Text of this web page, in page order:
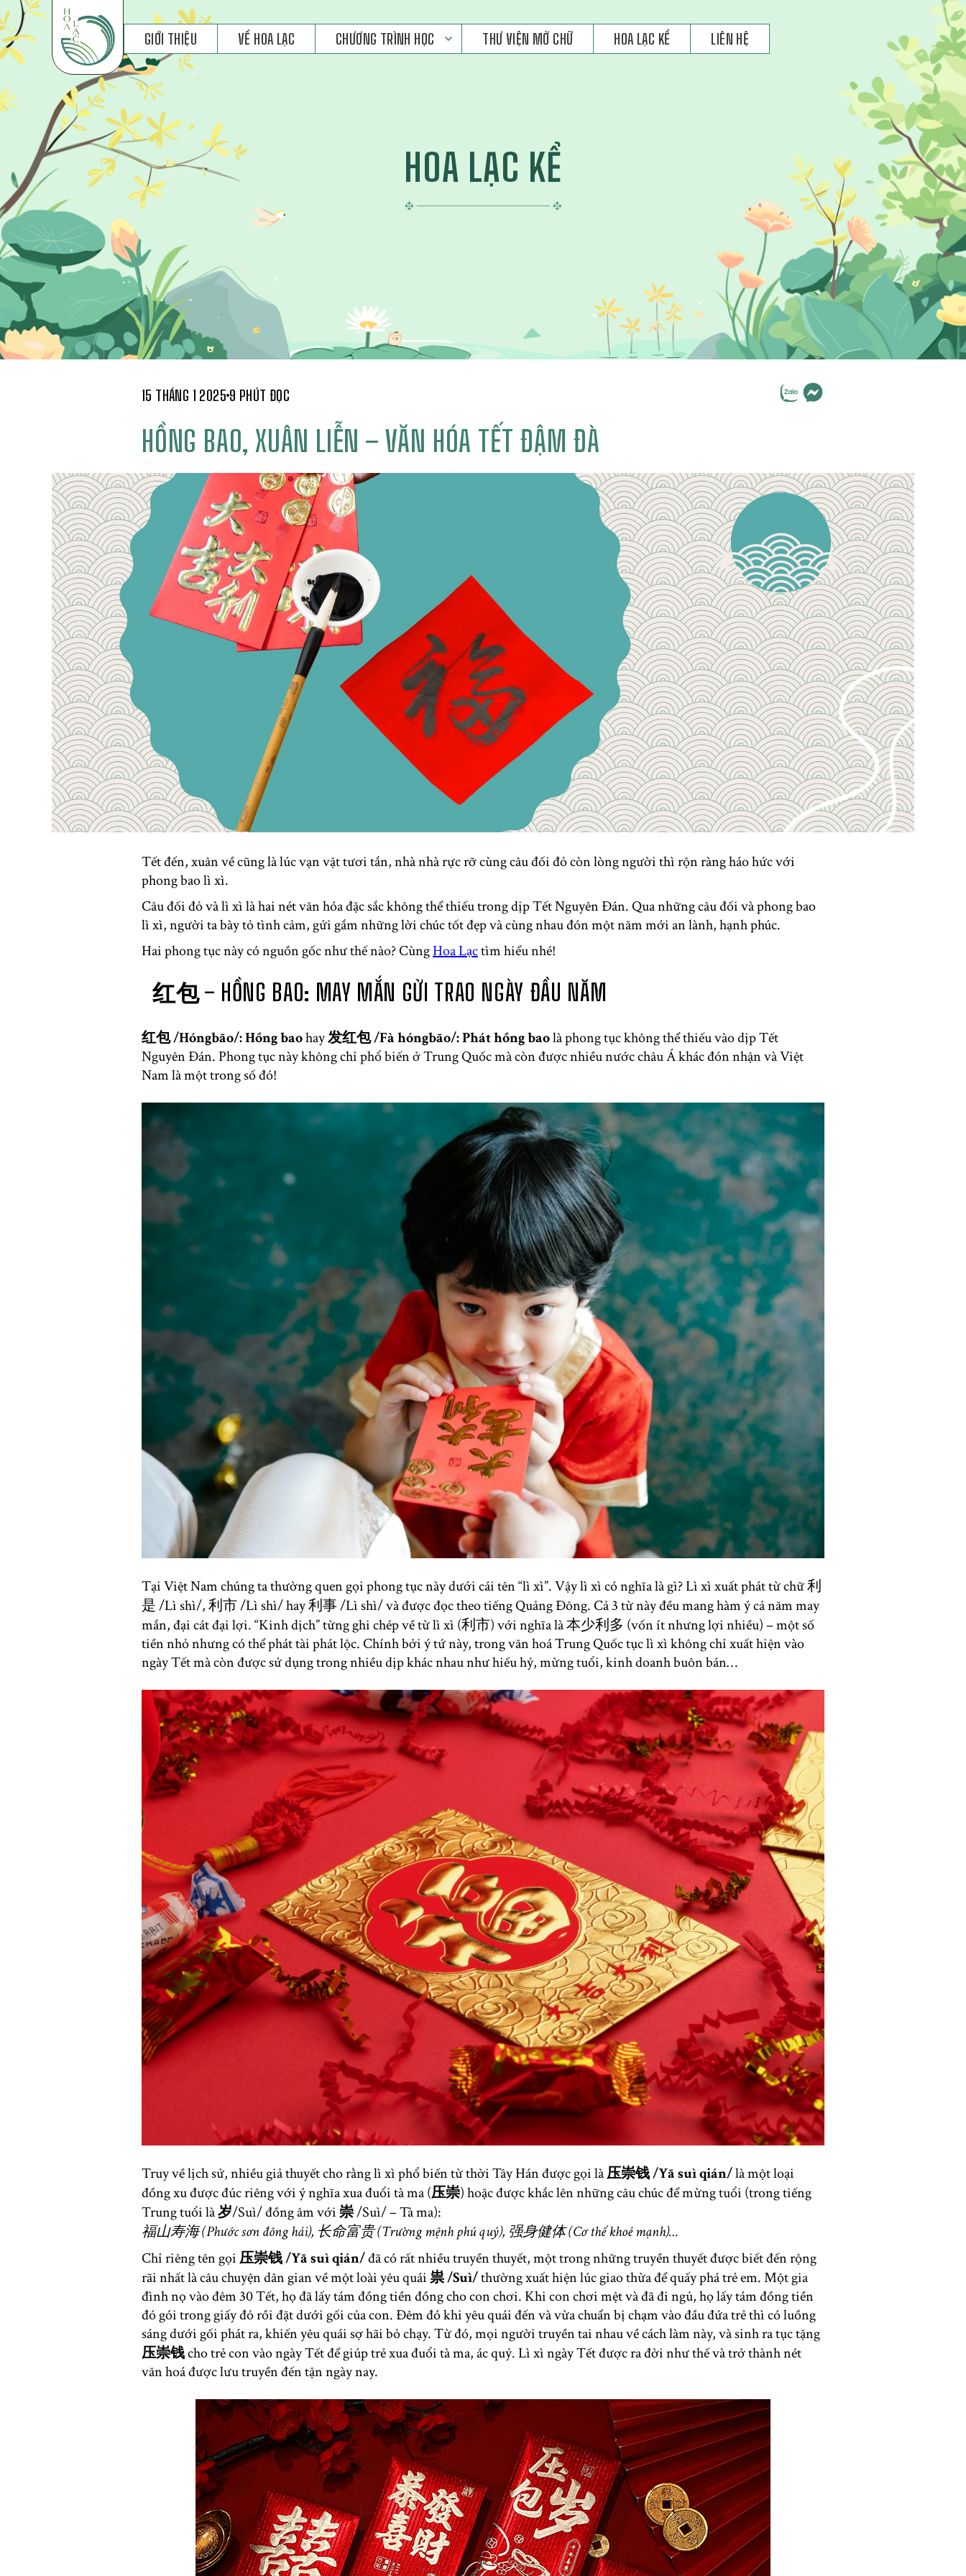
GIỚI THIỆU VỀ HOA LẠC CHƯƠNG TRÌNH HỌC THƯ VIỆN MỞ CHỮ HOA LẠC KỂ LIÊN HỆ
HOA LẠC KỂ
15 THÁNG 1 2025 9 PHÚT ĐỌC
HỒNG BAO, XUÂN LIỄN – VĂN HÓA TẾT ĐẬM ĐÀ
Tết đến, xuân về cũng là lúc vạn vật tươi tắn, nhà nhà rực rỡ cùng câu đối đỏ còn lòng người thì rộn ràng háo hức với
phong bao lì xì.
Câu đối đỏ và lì xì là hai nét văn hóa đặc sắc không thể thiếu trong dịp Tết Nguyên Đán. Qua những câu đối và phong bao
lì xì, người ta bày tỏ tình cảm, gửi gắm những lời chúc tốt đẹp và cùng nhau đón một năm mới an lành, hạnh phúc.
Hai phong tục này có nguồn gốc như thế nào? CùngHoa Lạctìm hiểu nhé!
红包 – HỒNG BAO: MAY MẮN GỬI TRAO NGÀY ĐẦU NĂM
红包 /Hóngbāo/: Hồng baohay发红包 /Fà hóngbāo/: Phát hồng baolà phong tục không thể thiếu vào dịp Tết
Nguyên Đán. Phong tục này không chỉ phổ biến ở Trung Quốc mà còn được nhiều nước châu Á khác đón nhận và Việt
Nam là một trong số đó!
Tại Việt Nam chúng ta thường quen gọi phong tục này dưới cái tên “lì xì”. Vậy lì xì có nghĩa là gì? Lì xì xuất phát từ chữ 利
是 /Lì shì/, 利市 /Lì shì/ hay 利事 /Lì shì/ và được đọc theo tiếng Quảng Đông. Cả 3 từ này đều mang hàm ý cả năm may
mắn, đại cát đại lợi. “Kinh dịch” từng ghi chép về từ lì xì (利市) với nghĩa là 本少利多 (vốn ít nhưng lợi nhiều) – một số
tiền nhỏ nhưng có thể phát tài phát lộc. Chính bởi ý tứ này, trong văn hoá Trung Quốc tục lì xì không chỉ xuất hiện vào
ngày Tết mà còn được sử dụng trong nhiều dịp khác nhau như hiếu hỷ, mừng tuổi, kinh doanh buôn bán…
Truy về lịch sử, nhiều giả thuyết cho rằng lì xì phổ biến từ thời Tây Hán được gọi là压崇钱 /Yā suì qián/là một loại
đồng xu được đúc riêng với ý nghĩa xua đuổi tà ma (压崇) hoặc được khắc lên những câu chúc để mừng tuổi (trong tiếng
Trung tuổi là岁/Suì/ đồng âm với崇/Suì/ – Tà ma):
福山寿海 (Phước sơn đông hải), 长命富贵 (Trường mệnh phú quý), 强身健体 (Cơ thể khoẻ mạnh)…
Chỉ riêng tên gọi压崇钱/Yā suì qián/đã có rất nhiều truyền thuyết, một trong những truyền thuyết được biết đến rộng
rãi nhất là câu chuyện dân gian về một loài yêu quái祟/Suì/thường xuất hiện lúc giao thừa để quấy phá trẻ em. Một gia
đình nọ vào đêm 30 Tết, họ đã lấy tám đồng tiền đồng cho con chơi. Khi con chơi mệt và đã đi ngủ, họ lấy tám đồng tiền
đó gói trong giấy đỏ rồi đặt dưới gối của con. Đêm đó khi yêu quái đến và vừa chuẩn bị chạm vào đầu đứa trẻ thì có luồng
sáng dưới gối phát ra, khiến yêu quái sợ hãi bỏ chạy. Từ đó, mọi người truyền tai nhau về cách làm này, và sinh ra tục tặng
压崇钱cho trẻ con vào ngày Tết để giúp trẻ xua đuổi tà ma, ác quỷ. Lì xì ngày Tết được ra đời như thế và trở thành nét
văn hoá được lưu truyền đến tận ngày nay.